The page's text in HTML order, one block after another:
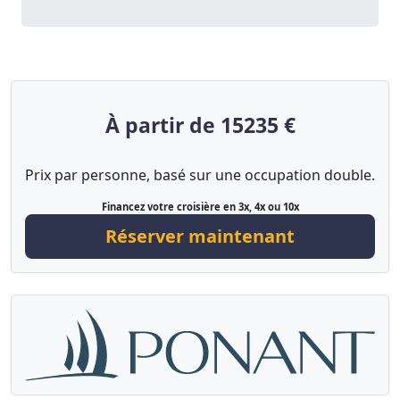
À partir de 15235 €
Prix par personne, basé sur une occupation double.
Financez votre croisière en 3x, 4x ou 10x
Réserver maintenant